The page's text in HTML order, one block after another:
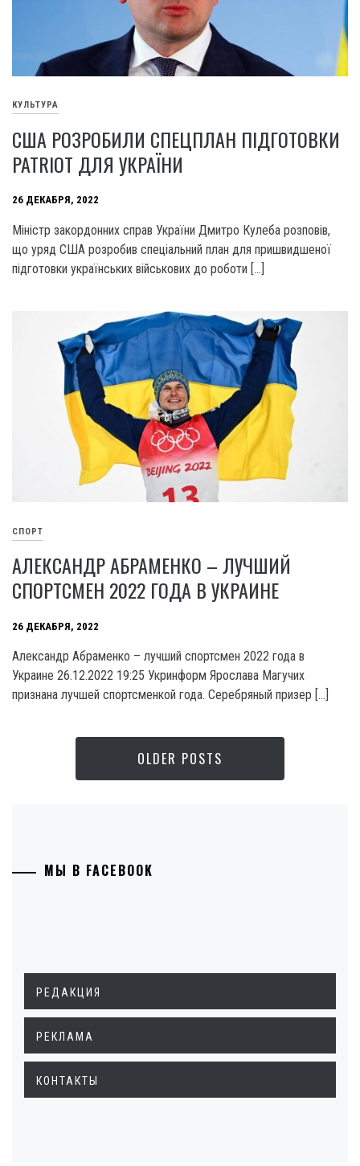
КУЛЬТУРА
США РОЗРОБИЛИ СПЕЦПЛАН ПІДГОТОВКИ
PATRIOT ДЛЯ УКРАЇНИ
26 ДЕКАБРЯ, 2022
Міністр закордонних справ України Дмитро Кулеба розповів,
що уряд США розробив спеціальний план для пришвидшеної
підготовки українських військових до роботи […]
СПОРТ
АЛЕКСАНДР АБРАМЕНКО – ЛУЧШИЙ
СПОРТСМЕН 2022 ГОДА В УКРАИНЕ
26 ДЕКАБРЯ, 2022
Александр Абраменко – лучший спортсмен 2022 года в
Украине 26.12.2022 19:25 Укринформ Ярослава Магучих
признана лучшей спортсменкой года. Серебряный призер […]
OLDER POSTS
МЫ В FACEBOOK
РЕДАКЦИЯ
РЕКЛАМА
КОНТАКТЫ